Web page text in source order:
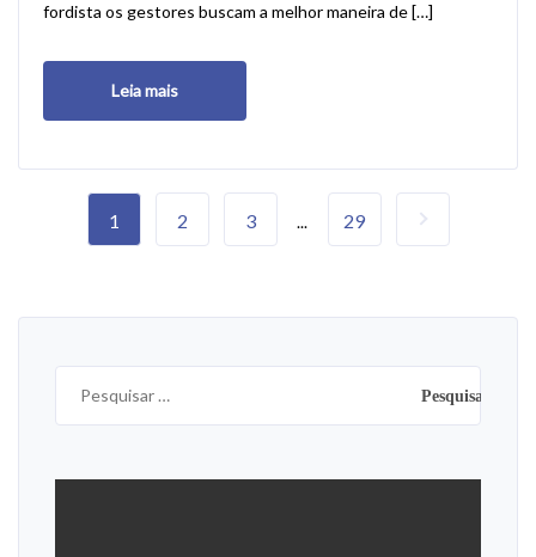
fordista os gestores buscam a melhor maneira de […]
Leia mais
1 2 3 ... 29
por: